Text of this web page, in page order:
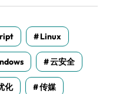
Linux
云安全
化 传媒